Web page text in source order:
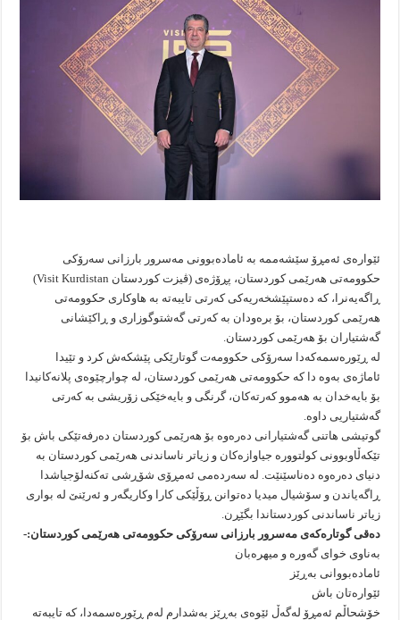
ئێوارەی ئەمڕۆ سێشەممە بە ئامادەبوونی مەسرور بارزانی سەرۆکی
حکوومەتی هەرێمی کوردستان، پڕۆژەی (ڤیزت کوردستان Visit Kurdistan)
ڕاگەیەنرا، کە دەستپێشخەریەکی کەرتی تایبەتە بە هاوکاری حکوومەتی
هەرێمی کوردستان، بۆ برەودان بە کەرتی گەشتوگوزاری و ڕاکێشانی
گەشتیاران بۆ هەرێمی کوردستان.
لە ڕێورەسمەکەدا سەرۆکی حکوومەت گوتارێکی پێشکەش کرد و تێیدا
ئاماژەی بەوە دا کە حکوومەتی هەرێمی كوردستان، لە چوارچێوەی پلانەکانیدا
بۆ بایەخدان بە هەموو کەرتەکان، گرنگی و بایەخێکی زۆریشی بە کەرتی
گەشتیاریی داوە.
گوتیشی هاتنی گەشتیارانی دەرەوە بۆ هەرێمی کوردستان دەرفەتێکی باش بۆ
تێکەڵاوبوونی کولتوورە جیاوازەکان و زیاتر ناساندنی هەرێمی کوردستان بە
دنیای دەرەوە دەناسێنێت. لە سەردەمی ئەمڕۆی شۆڕشی تەکنەلۆجیاشدا
ڕاگەیاندن و سۆشیال میدیا دەتوانن ڕۆڵێکی کارا وکاریگەر و ئەرێنێ لە بواری
زیاتر ناساندنی کوردستاندا بگێڕن.
دەقی گوتارەکەی مەسرور بارزانی سەرۆكی حكوومەتی هەرێمی كوردستان:-
بەناوی خوای گەورە و میهرەبان
ئامادەبووانی بەڕێز
ئێوارەتان باش
خۆشحاڵم ئەمڕۆ لەگەڵ ئێوەی بەڕێز بەشدارم لەم ڕێورەسمەدا، کە تایبەتە